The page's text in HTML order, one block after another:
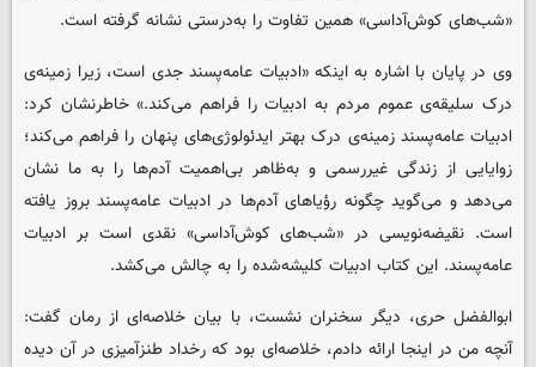
«شب‌های کوش‌‌آداسی» همین تفاوت را به‌درستی نشانه گرفته است.
وی در پایان با اشاره به اینکه «ادبیات عامه‌پسند جدی است، زیرا زمینه‌ی
درک سلیقه‌ی عموم مردم به ادبیات را فراهم می‌کند.» خاطرنشان کرد:
ادبیات عامه‌پسند زمینه‌ی درک بهتر ایدئولوژی‌های پنهان را فراهم می‌کند؛
زوایایی از زندگی غیررسمی و به‌ظاهر بی‌اهمیت آدم‌ها را به ما نشان
می‌دهد و می‌گوید چگونه رؤیاهای آدم‌ها در ادبیات عامه‌پسند بروز یافته
است. نقیضه‌نویسی در «شب‌های کوش‌آداسی» نقدی است بر ادبیات
عامه‌پسند. این کتاب ادبیات کلیشه‌شده را به چالش می‌کشد.
ابوالفضل حری، دیگر سخنران نشست، با بیان خلاصه‌ای از رمان گفت:
آنچه من در اینجا ارائه دادم، خلاصه‌ای بود که رخداد طنزآمیزی در آن دیده